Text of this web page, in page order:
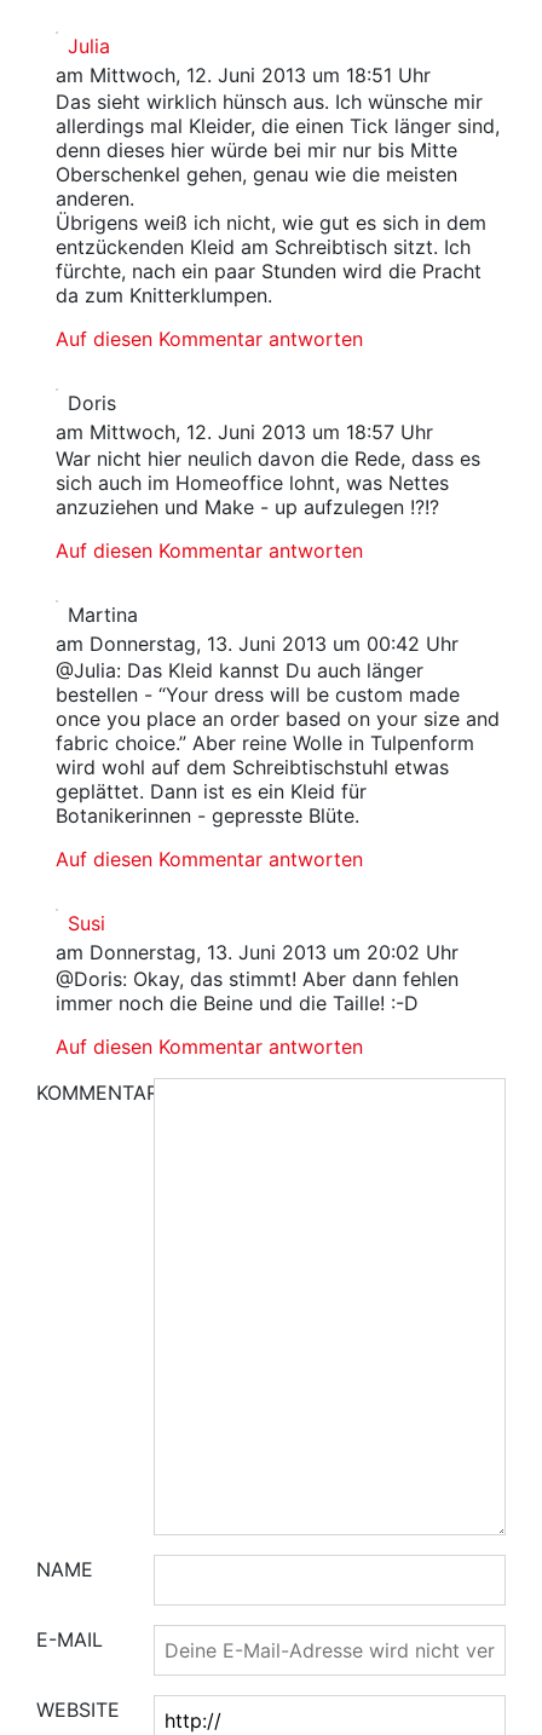
Julia
am Mittwoch, 12. Juni 2013 um 18:51 Uhr
Das sieht wirklich hünsch aus. Ich wünsche mir
allerdings mal Kleider, die einen Tick länger sind,
denn dieses hier würde bei mir nur bis Mitte
Oberschenkel gehen, genau wie die meisten
anderen.
Übrigens weiß ich nicht, wie gut es sich in dem
entzückenden Kleid am Schreibtisch sitzt. Ich
fürchte, nach ein paar Stunden wird die Pracht
da zum Knitterklumpen.
Auf diesen Kommentar antworten
Doris
am Mittwoch, 12. Juni 2013 um 18:57 Uhr
War nicht hier neulich davon die Rede, dass es
sich auch im Homeoffice lohnt, was Nettes
anzuziehen und Make - up aufzulegen !?!?
Auf diesen Kommentar antworten
Martina
am Donnerstag, 13. Juni 2013 um 00:42 Uhr
@Julia: Das Kleid kannst Du auch länger
bestellen - “Your dress will be custom made
once you place an order based on your size and
fabric choice.” Aber reine Wolle in Tulpenform
wird wohl auf dem Schreibtischstuhl etwas
geplättet. Dann ist es ein Kleid für
Botanikerinnen - gepresste Blüte.
Auf diesen Kommentar antworten
Susi
am Donnerstag, 13. Juni 2013 um 20:02 Uhr
@Doris: Okay, das stimmt! Aber dann fehlen
immer noch die Beine und die Taille! :-D
Auf diesen Kommentar antworten
KOMMENTAR
NAME
E-MAIL
WEBSITE